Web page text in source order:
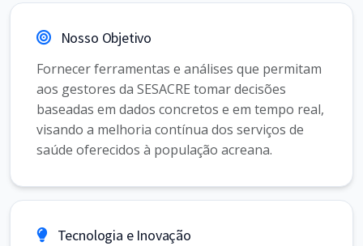
Nosso Objetivo
Fornecer ferramentas e análises que permitam
aos gestores da SESACRE tomar decisões
baseadas em dados concretos e em tempo real,
visando a melhoria contínua dos serviços de
saúde oferecidos à população acreana.
Tecnologia e Inovação